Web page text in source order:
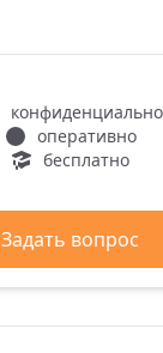
конфиденциально
оперативно
бесплатно
Задать вопрос